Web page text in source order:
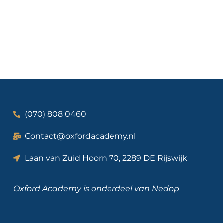
(070) 808 0460
Contact@oxfordacademy.nl
Laan van Zuid Hoorn 70, 2289 DE Rijswijk
Oxford Academy is onderdeel van Nedop